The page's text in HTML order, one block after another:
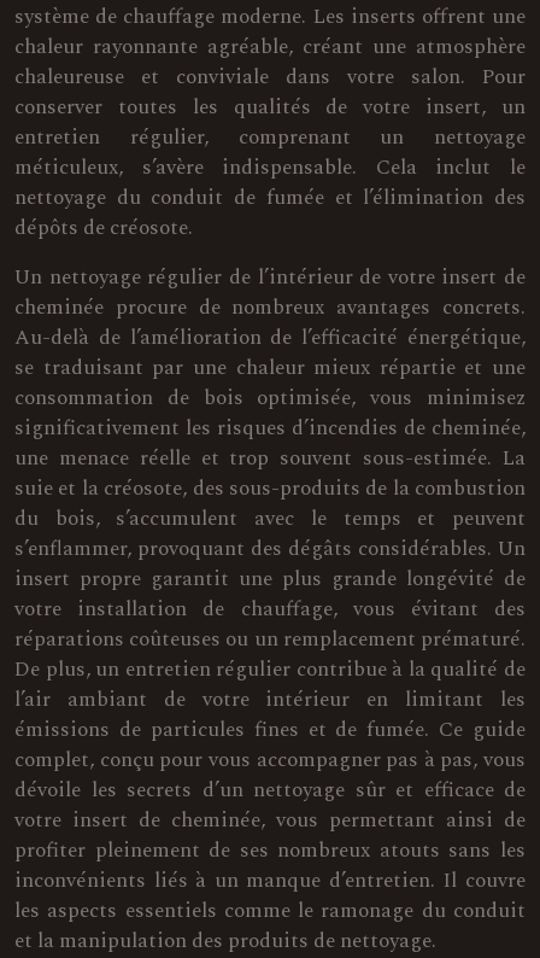
système de chauffage moderne. Les inserts offrent une
chaleur rayonnante agréable, créant une atmosphère
chaleureuse et conviviale dans votre salon. Pour
conserver toutes les qualités de votre insert, un
entretien régulier, comprenant un nettoyage
méticuleux, s’avère indispensable. Cela inclut le
nettoyage du conduit de fumée et l’élimination des
dépôts de créosote.
Un nettoyage régulier de l’intérieur de votre insert de
cheminée procure de nombreux avantages concrets.
Au-delà de l’amélioration de l’efficacité énergétique,
se traduisant par une chaleur mieux répartie et une
consommation de bois optimisée, vous minimisez
significativement les risques d’incendies de cheminée,
une menace réelle et trop souvent sous-estimée. La
suie et la créosote, des sous-produits de la combustion
du bois, s’accumulent avec le temps et peuvent
s’enflammer, provoquant des dégâts considérables. Un
insert propre garantit une plus grande longévité de
votre installation de chauffage, vous évitant des
réparations coûteuses ou un remplacement prématuré.
De plus, un entretien régulier contribue à la qualité de
l’air ambiant de votre intérieur en limitant les
émissions de particules fines et de fumée. Ce guide
complet, conçu pour vous accompagner pas à pas, vous
dévoile les secrets d’un nettoyage sûr et efficace de
votre insert de cheminée, vous permettant ainsi de
profiter pleinement de ses nombreux atouts sans les
inconvénients liés à un manque d’entretien. Il couvre
les aspects essentiels comme le ramonage du conduit
et la manipulation des produits de nettoyage.